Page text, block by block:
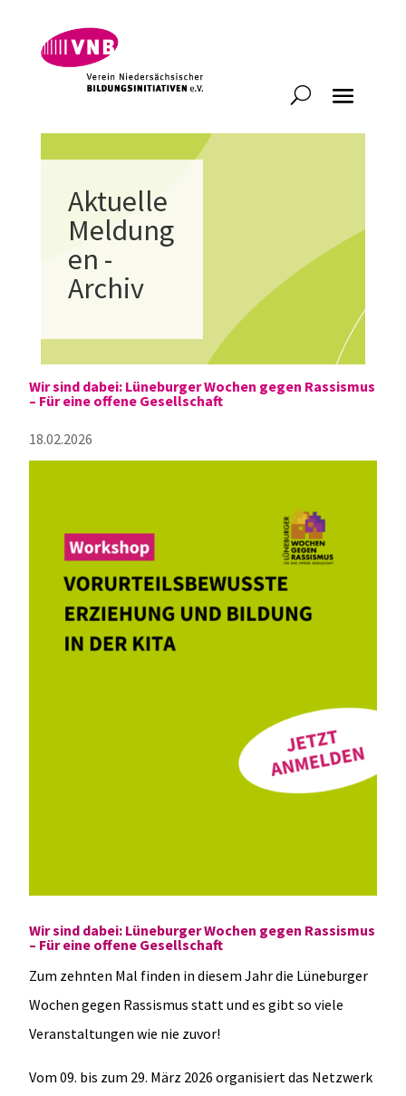
Aktuelle
Meldung
en -
Archiv
Wir sind dabei: Lüneburger Wochen gegen Rassismus
– Für eine offene Gesellschaft
18.02.2026
Wir sind dabei: Lüneburger Wochen gegen Rassismus
– Für eine offene Gesellschaft
Zum zehnten Mal finden in diesem Jahr die Lüneburger
Wochen gegen Rassismus statt und es gibt so viele
Veranstaltungen wie nie zuvor!
Vom 09. bis zum 29. März 2026 organisiert das Netzwerk